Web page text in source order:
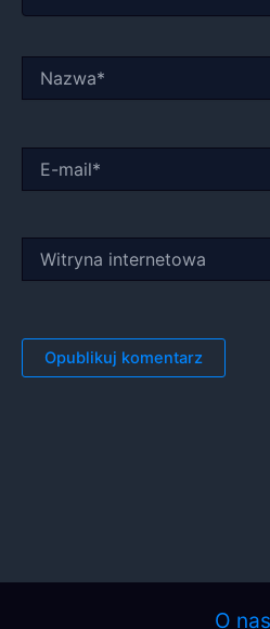
mail*
internetowa
O nas